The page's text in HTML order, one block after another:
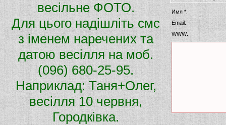
весільне ФОТО.
Для цього надішліть смс
з іменем наречених та
датою весілля на моб.
(096) 680-25-95.
Наприклад: Таня+Олег,
весілля 10 червня,
Городківка.
Имя *:
Email:
WWW: